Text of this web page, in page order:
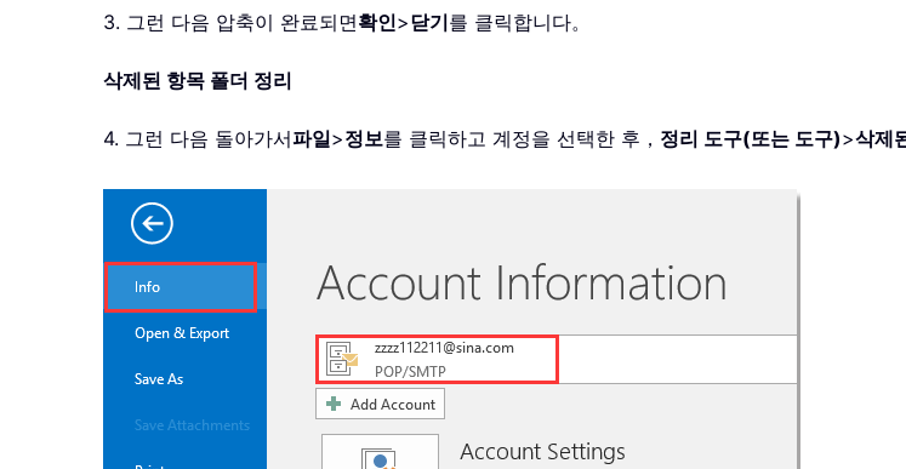
3. 그런 다음 압축이 완료되면확인>닫기를 클릭합니다。
삭제된 항목 폴더 정리
4. 그런 다음 돌아가서파일>정보를 클릭하고 계정을 선택한 후， 정리 도구(또는 도구)>삭제